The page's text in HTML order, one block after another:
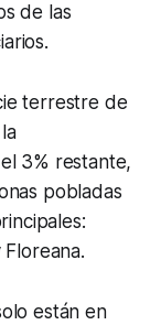
de las
terrestre de
3% restante,
pobladas
están en